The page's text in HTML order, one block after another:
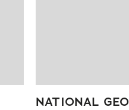
NATIONAL